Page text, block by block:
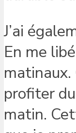
J’ai
En me
matinaux.
profiter
matin.